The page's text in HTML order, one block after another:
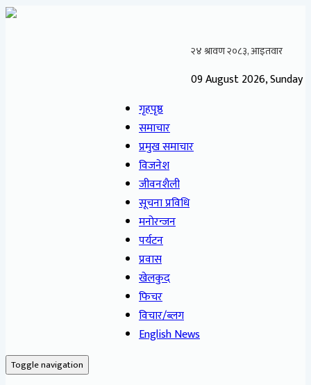
09 August 2026, Sunday
गृहपृष्ठ
समाचार
प्रमुख समाचार
विजनेश
जीवनशैली
सूचना प्रविधि
मनोरन्जन
पर्यटन
प्रवास
खेलकुद
फिचर
विचार/ब्लग
English News
Toggle navigation